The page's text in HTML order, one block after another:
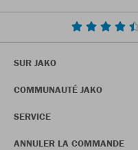
SUR JAKO
COMMUNAUTÉ JAKO
SERVICE
ANNULER LA COMMANDE